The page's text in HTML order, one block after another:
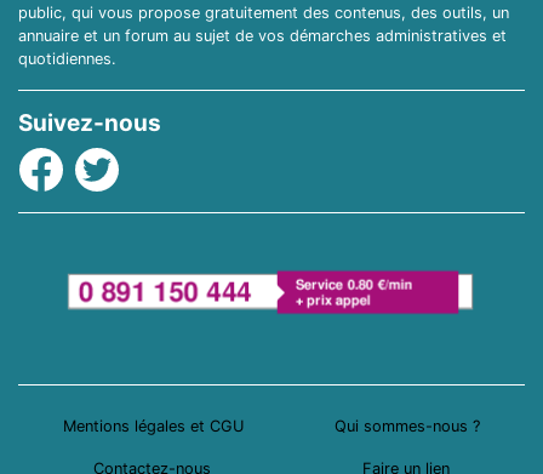
public, qui vous propose gratuitement des contenus, des outils, un
annuaire et un forum au sujet de vos démarches administratives et
quotidiennes.
Suivez-nous
Facebook
Twitter
Mentions légales et CGU Qui sommes-nous ?
Contactez-nous Faire un lien